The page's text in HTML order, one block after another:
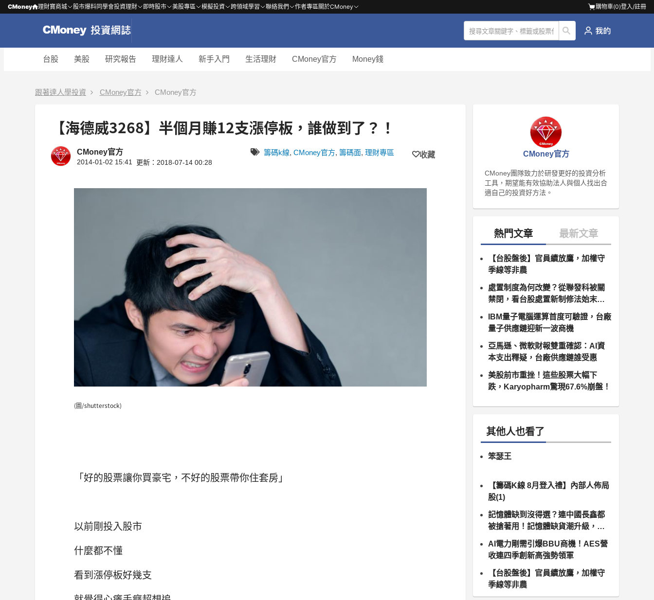
CMoney 理財寶商城 股市爆料同學會投資理財 即時股市 美股專區 模擬投資 跨領域學習 聯絡我們 作者專區關於CMoney 購物車(0)登入/註冊
台股 美股 研究報告 理財達人 新手入門 生活理財 CMoney官方 Money錢
跟著達人學投資 CMoney官方 CMoney官方
【海德威3268】半個月賺12支漲停板，誰做到了？！
CMoney官方
2014-01-02 15:41 更新：2018-07-14 00:28
籌碼k線, CMoney官方, 籌碼面, 理財專區 收藏
(圖/shutterstock)
「好的股票讓你買豪宅，不好的股票帶你住套房」
以前剛投入股市
什麼都不懂
看到漲停板好幾支
CMoney官方
CMoney團隊致力於研發更好的投資分析
工具，期望能有效協助法人與個人找出合
適自己的投資好方法。
【台股盤後】官員續放鷹，加權守
季線等非農
處置制度為何改變？從聯發科被關
禁閉，看台股處置新制修法始末（8
月10日正式上路）
IBM量子電腦運算首度可驗證，台廠
量子供應鏈迎新一波商機
亞馬遜、微軟財報雙重確認：AI資
本支出釋疑，台廠供應鏈誰受惠
美股前市重挫！這些股票大幅下
跌，Karyopharm驚現67.6%崩盤！
其他人也看了
笨瑟王
【籌碼K線 8月登入禮】內部人佈局
股(1)
記憶體缺到沒得選？連中國長鑫都
被搶著用！記憶體缺貨潮升級，南
亞科、群聯領軍噴發
AI電力剛需引爆BBU商機！AES營
收連四季創新高強勢領軍
【台股盤後】官員續放鷹，加權守
季線等非農